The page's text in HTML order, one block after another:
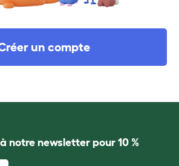
un compte
notre newsletter pour 10 %